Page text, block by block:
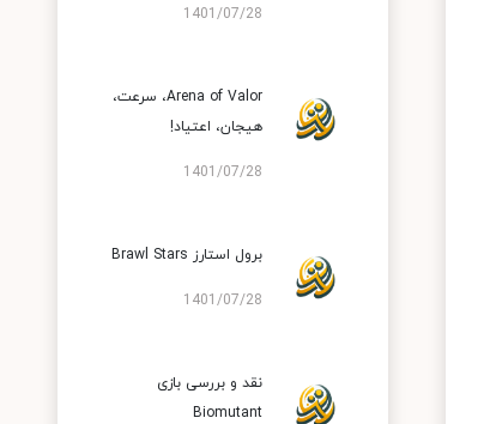
1401/07/28
Arena of Valor، سرعت،
هیجان، اعتیاد!
1401/07/28
برول استارز Brawl Stars
1401/07/28
نقد و بررسی بازی
Biomutant